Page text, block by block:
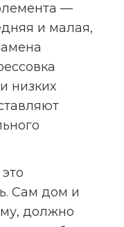
—
и малая,
низких
Сам дом и
должно